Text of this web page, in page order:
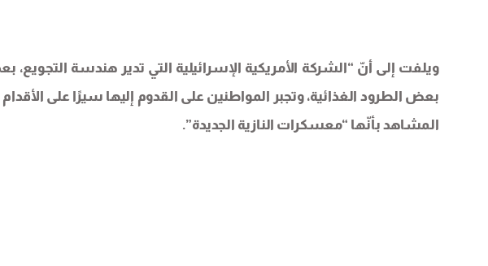
ويلفت إلى أنّ “الشركة الأمريكية الإسرائيلية التي تدير هندسة التجويع،
بعض الطرود الغذائية، وتجبر المواطنين على القدوم إليها سيرًا على
المشاهد بأنّها “معسكرات النازية الجديدة”.